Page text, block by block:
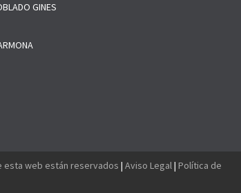
GINES
esta web están reservados | Aviso Legal| Política de